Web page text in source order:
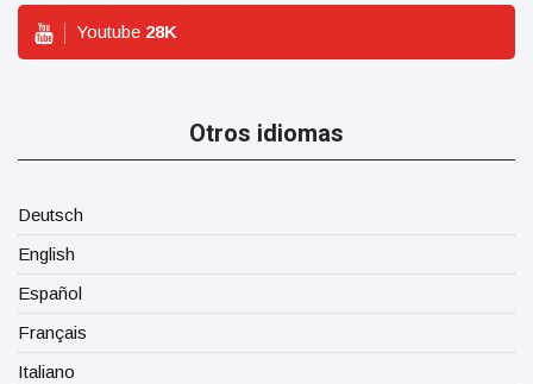
Youtube 28K
Otros idiomas
Deutsch
English
Español
Français
Italiano